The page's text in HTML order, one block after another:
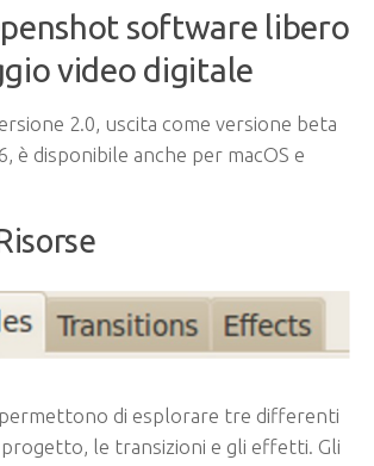
software libero
video digitale
2.0, uscita come versione beta
è disponibile anche per macOS e
di esplorare tre differenti
le transizioni e gli effetti. Gli